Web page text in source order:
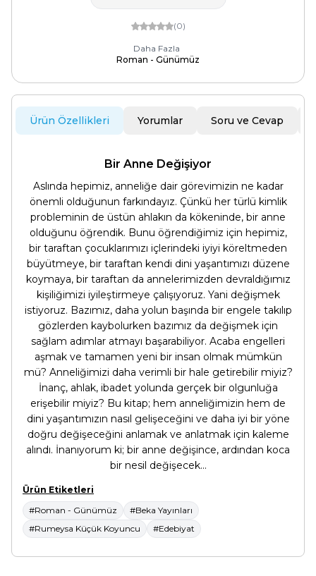
(0)
Daha Fazla
Roman - Günümüz
Ürün Özellikleri Yorumlar Soru ve Cevap
Bir Anne Değişiyor
Aslında hepimiz, anneliğe dair görevimizin ne kadar
önemli olduğunun farkındayız. Çünkü her türlü kimlik
probleminin de üstün ahlakın da kökeninde, bir anne
olduğunu öğrendik. Bunu öğrendiğimiz için hepimiz,
bir taraftan çocuklarımızı içlerindeki iyiyi köreltmeden
büyütmeye, bir taraftan kendi dini yaşantımızı düzene
koymaya, bir taraftan da annelerimizden devraldığımız
kişiliğimizi iyileştirmeye çalışıyoruz. Yani değişmek
istiyoruz. Bazımız, daha yolun başında bir engele takılıp
gözlerden kaybolurken bazımız da değişmek için
sağlam adımlar atmayı başarabiliyor. Acaba engelleri
aşmak ve tamamen yeni bir insan olmak mümkün
mü? Anneliğimizi daha verimli bir hale getirebilir miyiz?
İnanç, ahlak, ibadet yolunda gerçek bir olgunluğa
erişebilir miyiz? Bu kitap; hem anneliğimizin hem de
dini yaşantımızın nasıl gelişeceğini ve daha iyi bir yöne
doğru değişeceğini anlamak ve anlatmak için kaleme
alındı. İnanıyorum ki; bir anne değişince, ardından koca
bir nesil değişecek...
Ürün Etiketleri
#Roman - Günümüz
#Beka Yayınları
#Rumeysa Küçük Koyuncu
#Edebiyat